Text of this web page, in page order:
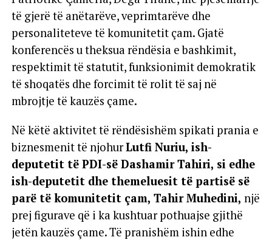
të gjerë të anëtarëve, veprimtarëve dhe
personaliteteve të komunitetit çam. Gjatë
konferencës u theksua rëndësia e bashkimit,
respektimit të statutit, funksionimit demokratik
të shoqatës dhe forcimit të rolit të saj në
mbrojtje të kauzës çame.
Në këtë aktivitet të rëndësishëm spikati prania e
biznesmenit të njohurLutfi Nuriu, ish-
deputetit të PDI-së Dashamir Tahiri, si edhe
ish-deputetit dhe themeluesit të partisë së
parë të komunitetit çam, Tahir Muhedini, një
prej figurave që i ka kushtuar pothuajse gjithë
jetën kauzës çame. Të pranishëm ishin edhe